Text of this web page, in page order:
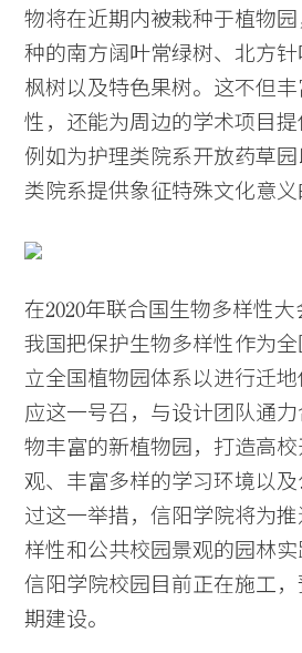
物将在近期内被栽种于植物
种的南方阔叶常绿树、北方
枫树以及特色果树。这不但
性，还能为周边的学术项目提
例如为护理类院系开放药草
类院系提供象征特殊文化意义
在2020年联合国生物多样性大
我国把保护生物多样性作为
立全国植物园体系以进行迁
应这一号召，与设计团队通
物丰富的新植物园，打造高
观、丰富多样的学习环境以
过这一举措，信阳学院将为
样性和公共校园景观的园林实
信阳学院校园目前正在施工，
期建设。